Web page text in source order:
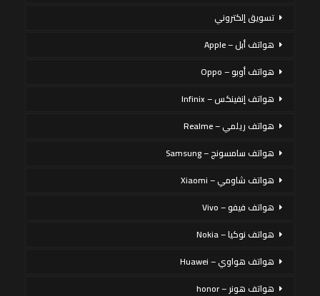
تسويق إلكتروني
هواتف أبل – Apple
هواتف أوبو – Oppo
هواتف إنفينكس – Infinix
هواتف ريلمي – Realme
هواتف سامسونج – Samsung
هواتف شاومي – Xiaomi
هواتف فيفو – Vivo
هواتف نوكيا – Nokia
هواتف هواوي – Huawei
هواتف هونر – honor